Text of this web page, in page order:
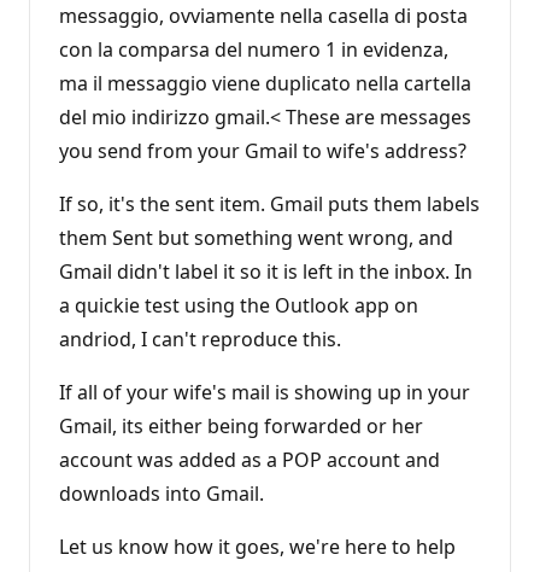
messaggio, ovviamente nella casella di posta
con la comparsa del numero 1 in evidenza,
ma il messaggio viene duplicato nella cartella
del mio indirizzo gmail.< These are messages
you send from your Gmail to wife's address?
If so, it's the sent item. Gmail puts them labels
them Sent but something went wrong, and
Gmail didn't label it so it is left in the inbox. In
a quickie test using the Outlook app on
andriod, I can't reproduce this.
If all of your wife's mail is showing up in your
Gmail, its either being forwarded or her
account was added as a POP account and
downloads into Gmail.
Let us know how it goes, we're here to help